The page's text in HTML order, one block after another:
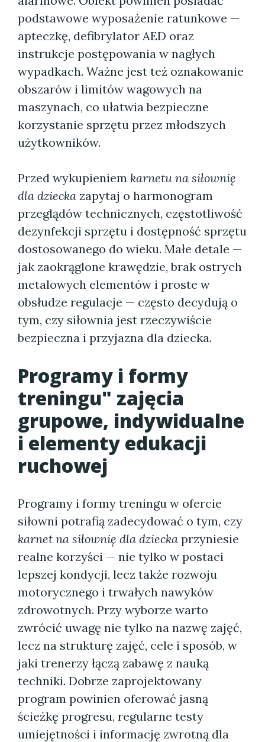
podstawowe wyposażenie ratunkowe —
apteczkę, defibrylator AED oraz
instrukcje postępowania w nagłych
wypadkach. Ważne jest też oznakowanie
obszarów i limitów wagowych na
maszynach, co ułatwia bezpieczne
korzystanie sprzętu przez młodszych
użytkowników.
Przed wykupieniem karnetu na siłownię
dla dziecka zapytaj o harmonogram
przeglądów technicznych, częstotliwość
dezynfekcji sprzętu i dostępność sprzętu
dostosowanego do wieku. Małe detale —
jak zaokrąglone krawędzie, brak ostrych
metalowych elementów i proste w
obsłudze regulacje — często decydują o
tym, czy siłownia jest rzeczywiście
bezpieczna i przyjazna dla dziecka.
Programy i formy
treningu" zajęcia
grupowe, indywidualne
i elementy edukacji
ruchowej
Programy i formy treningu w ofercie
siłowni potrafią zadecydować o tym, czy
karnet na siłownię dla dziecka przyniesie
realne korzyści — nie tylko w postaci
lepszej kondycji, lecz także rozwoju
motorycznego i trwałych nawyków
zdrowotnych. Przy wyborze warto
zwrócić uwagę nie tylko na nazwę zajęć,
lecz na strukturę zajęć, cele i sposób, w
jaki trenerzy łączą zabawę z nauką
techniki. Dobrze zaprojektowany
program powinien oferować jasną
ścieżkę progresu, regularne testy
umiejętności i informację zwrotną dla